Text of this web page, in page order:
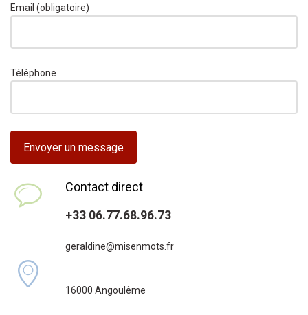
Email (obligatoire)
Téléphone
Contact direct
+33 06.77.68.96.73
geraldine@misenmots.fr
16000 Angoulême